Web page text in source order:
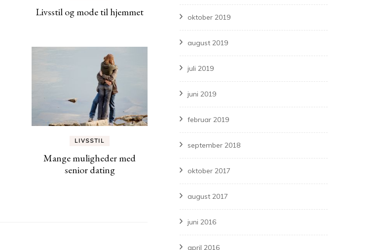
Livsstil og mode til hjemmet
LIVSSTIL
Mange muligheder med
senior dating
oktober 2019
august 2019
juli 2019
juni 2019
februar 2019
september 2018
oktober 2017
august 2017
juni 2016
april 2016